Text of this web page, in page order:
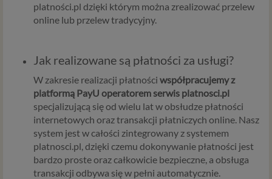
platności.pl dzięki którym można zrealizować przelew
online lub przelew tradycyjny.
Jak realizowane są płatności za usługi?
W zakresie realizacji płatności współpracujemy z
platformą PayU operatorem serwis platnosci.pl
specjalizującą się od wielu lat w obsłudze płatności
internetowych oraz transakcji płatniczych online. Nasz
system jest w całości zintegrowany z systemem
platnosci.pl, dzięki czemu dokonywanie płatności jest
bardzo proste oraz całkowicie bezpieczne, a obsługa
transakcji odbywa się w pełni automatycznie.